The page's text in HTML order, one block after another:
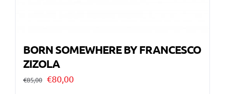
BORN SOMEWHERE BY FRANCESCO
ZIZOLA
€85,00 Il
€80,00Il